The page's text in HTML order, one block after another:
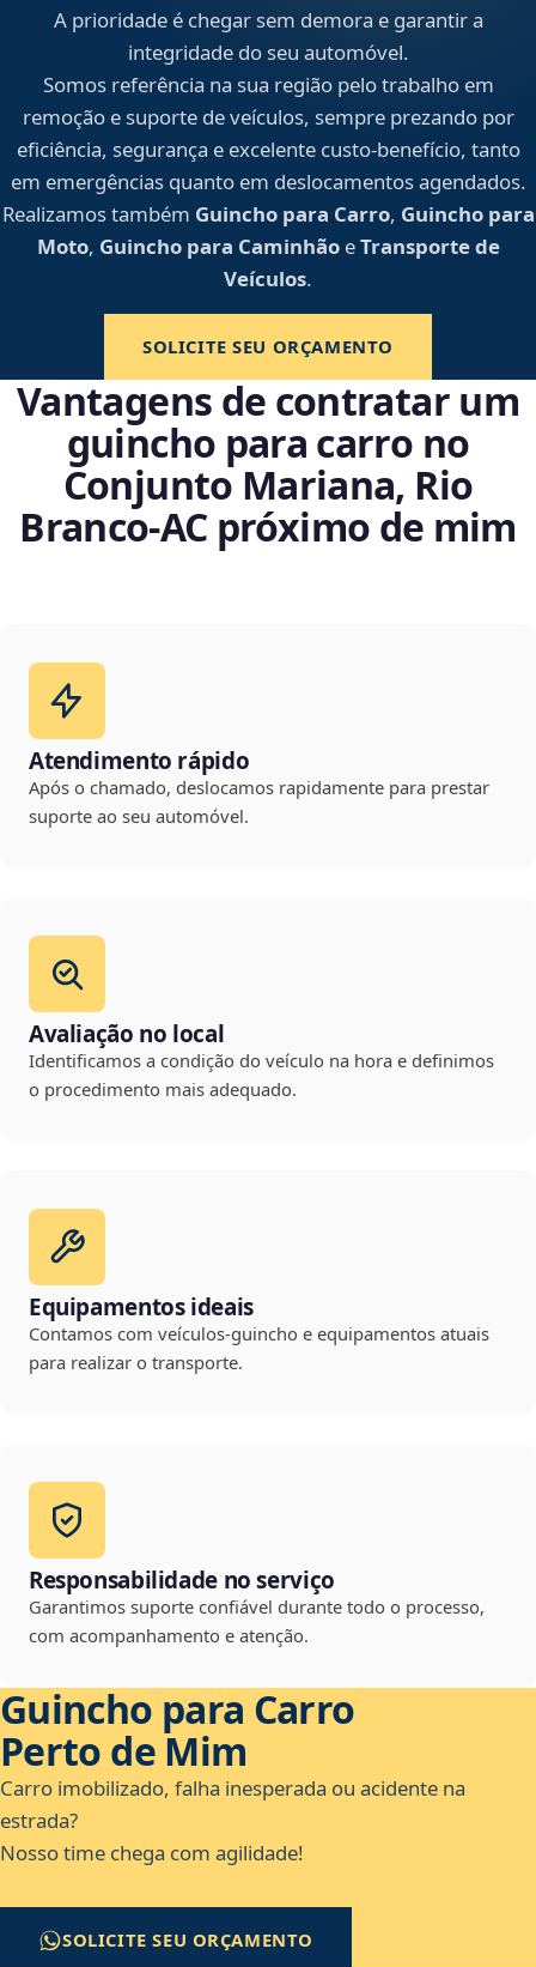
A prioridade é chegar sem demora e garantir a
integridade do seu automóvel.
Somos referência na sua região pelo trabalho em
remoção e suporte de veículos, sempre prezando por
eficiência, segurança e excelente custo-benefício, tanto
em emergências quanto em deslocamentos agendados.
Realizamos também Guincho para Carro, Guincho para
Moto, Guincho para CaminhãoeTransporte de
Veículos.
SOLICITE SEU ORÇAMENTO
Vantagens de contratar um
guincho para carro no
Conjunto Mariana, Rio
Branco‑AC próximo de mim
Atendimento rápido
Após o chamado, deslocamos rapidamente para prestar
suporte ao seu automóvel.
Avaliação no local
Identificamos a condição do veículo na hora e definimos
o procedimento mais adequado.
Equipamentos ideais
Contamos com veículos-guincho e equipamentos atuais
para realizar o transporte.
Responsabilidade no serviço
Garantimos suporte confiável durante todo o processo,
com acompanhamento e atenção.
Guincho para Carro
Perto de Mim
Carro imobilizado, falha inesperada ou acidente na
estrada?
Nosso time chega com agilidade!
SOLICITE SEU ORÇAMENTO